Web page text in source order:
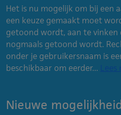
Het is nu mogelijk om bij een
een keuze gemaakt moet
getoond wordt, aan te
nogmaals getoond wordt.
onder je gebruikersnaam is
beschikbaar om eerder... Lees
Nieuwe